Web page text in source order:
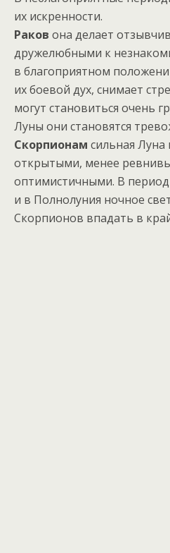
их искренности.
Раков она делает
дружелюбными к
в благоприятном
их боевой дух, снимает
могут становиться очень
Луны они становятся
Скорпионам сильная
открытыми, менее
оптимистичными. В
и в Полнолуния ночное
Скорпионов впадать в